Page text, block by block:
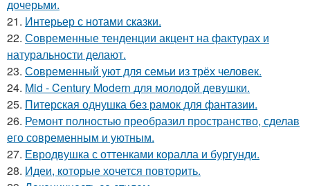
дочерьми.
21. Интерьер с нотами сказки.
22. Современные тенденции акцент на фактурах и
натуральности делают.
23. Современный уют для семьи из трёх человек.
24. Mid - Century Modern для молодой девушки.
25. Питерская однушка без рамок для фантазии.
26. Ремонт полностью преобразил пространство, сделав
его современным и уютным.
27. Евродвушка с оттенками коралла и бургунди.
28. Идеи, которые хочется повторить.